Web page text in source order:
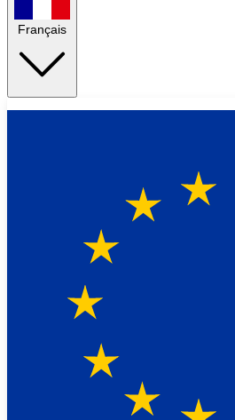
Français